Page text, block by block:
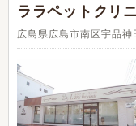
ララペットクリ
広島県広島市南区宇品神